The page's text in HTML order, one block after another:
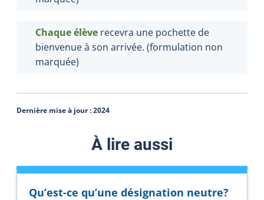
Chaque élève recevra une pochette de
bienvenue à son arrivée. (formulation non
marquée)
Dernière mise à jour :2024
À lire aussi
Qu’est-ce qu’une désignation neutre?